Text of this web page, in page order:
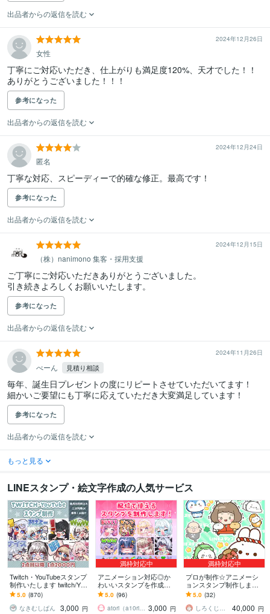
出品者からの返信を読む
2024年12月26日
女性
丁寧にご対応いただき、仕上がりも満足度120%、天才でした！！
ありがとうございました！！！
参考になった
出品者からの返信を読む
2024年12月24日
匿名
丁寧な対応、スピーディーで的確な修正。最高です！
参考になった
出品者からの返信を読む
2024年12月15日
（株）nanimono 集客・採用支援
ご丁寧にご対応いただきありがとうございました。
引き続きよろしくお願いいたします。
参考になった
出品者からの返信を読む
2024年11月26日
べーん 見積り相談
毎年、誕生日プレゼントの度にリピートさせていただいてます！
細かいご要望にも丁寧に応えていただき大変満足しています！
参考になった
出品者からの返信を読む
もっと見る
LINEスタンプ・絵文字作成の人気サービス
Twitch・YouTubeスタンプ
制作いたします twitch/You
Tube/tiktok配信用スタンプ
制作
5.0 (870)
なきむしぱん
3,000 円
満枠対応中
アニメーション対応◎か
わいいスタンプを作成し
ます 企業実績多数有！Yo
uTube・Twitch・TikTok☆
5.0 (96)
atori（a10ri_p） 3,000 円
満枠対応中
プロが制作☆アニメーシ
ョンスタンプ制作します L
INE、YouTube、Twitch用
アニメスタンプ制作☆
5.0 (32)
しろくじらプラスし
40,000 円